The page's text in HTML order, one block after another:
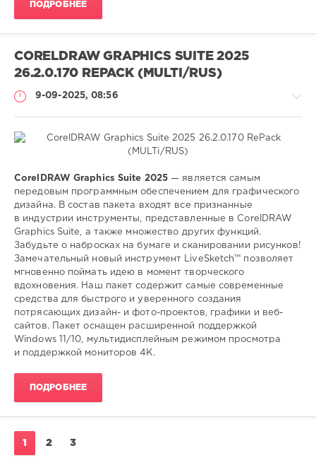
ПОДРОБНЕЕ
CORELDRAW GRAPHICS SUITE 2025
26.2.0.170 REPACK (MULTI/RUS)
9-09-2025, 08:56
Софт
SamDel
0
редактор ,
графического,
дизайна
CorelDRAW Graphics Suite 2025 — является самым
передовым программным обеспечением для графического
дизайна. В состав пакета входят все признанные
в индустрии инструменты, представленные в CorelDRAW
Graphics Suite, а также множество других функций.
Забудьте о набросках на бумаге и сканировании рисунков!
Замечательный новый инструмент LiveSketch™ позволяет
мгновенно поймать идею в момент творческого
вдохновения. Наш пакет содержит самые современные
средства для быстрого и уверенного создания
потрясающих дизайн- и фото-проектов, графики и веб-
сайтов. Пакет оснащен расширенной поддержкой
Windows 11/10, мультидисплейным режимом просмотра
и поддержкой мониторов 4K.
ПОДРОБНЕЕ
1 2 3